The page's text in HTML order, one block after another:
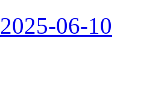
2025-06-10